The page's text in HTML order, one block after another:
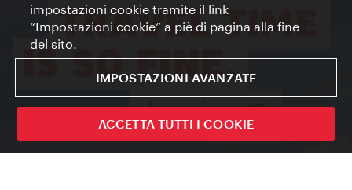
impostazioni cookie tramite il link
“Impostazioni cookie” a piè di pagina alla fine
del sito.
IMPOSTAZIONI AVANZATE
ACCETTA TUTTI I COOKIE